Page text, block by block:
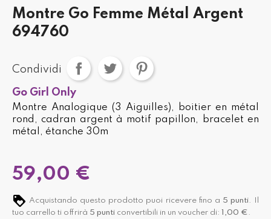
Montre Go Femme Métal Argent
694760
Condividi
Go Girl Only
Montre Analogique (3 Aiguilles), boitier en métal
rond, cadran argent à motif papillon, bracelet en
métal, étanche 30m
59,00 €
Acquistando questo prodotto puoi ricevere fino a 5 punti. Il
tuo carrello ti offrirà 5 punti convertibili in un voucher di: 1,00 € .